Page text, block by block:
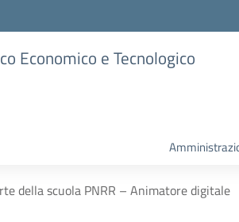
Economico e Tecnologico
della scuola PNRR – Animatore digitale